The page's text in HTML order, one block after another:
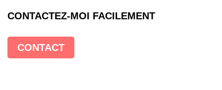
CONTACTEZ-MOI FACILEMENT
CONTACT